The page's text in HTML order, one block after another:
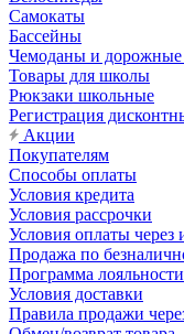
Самокаты
Бассейны
Чемоданы и дорожные
Товары для школы
Рюкзаки школьные
Регистрация
Акции
Покупателям
Способы оплаты
Условия кредита
Условия рассрочки
Условия оплаты через
Продажа по
Программа лояльности
Условия доставки
Правила продажи